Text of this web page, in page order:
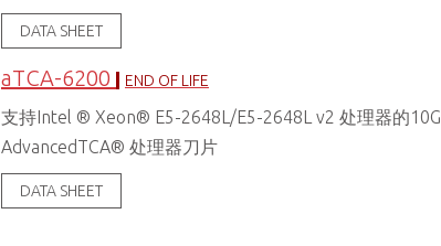
DATA SHEET
aTCA-6200 END OF LIFE
支持Intel ® Xeon® E5-2648L/E5-2648L v2 处理器的10G
AdvancedTCA® 处理器刀片
DATA SHEET